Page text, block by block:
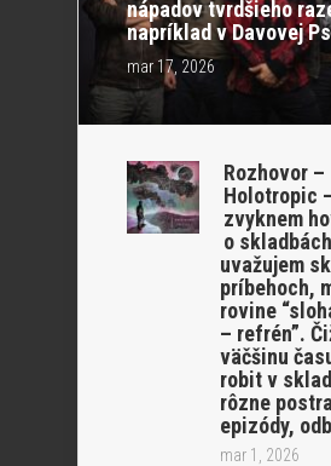
nápadov tvrdšieho
napríklad v Davovej
mar 17, 2026
Rozhovor –
Holotropic
zvyknem
o skladbách
uvažujem
príbehoch,
rovine
– refrén”.
väčšinu
robit v
rôzne
epizódy,
mar 1, 2026